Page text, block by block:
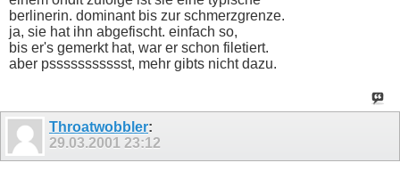
berlinerin. dominant bis zur schmerzgrenze.
ja, sie hat ihn abgefischt. einfach so,
bis er's gemerkt hat, war er schon filetiert.
aber pssssssssssst, mehr gibts nicht dazu.
Throatwobbler:
29.03.2001 23:12